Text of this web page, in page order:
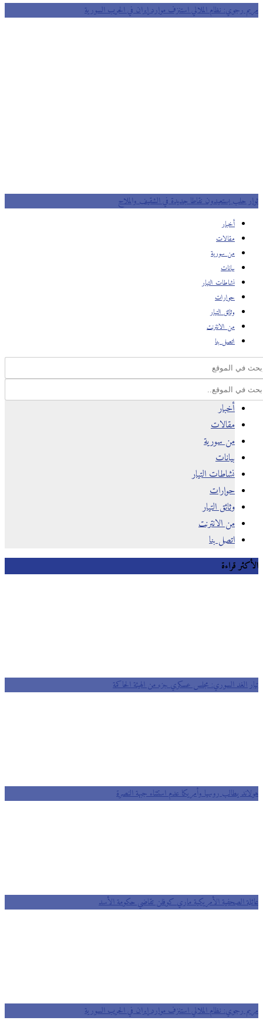
مريم رجوي: نظام الملالي استنزف موارد إيران في الحرب السورية
ثوار حلب يستعيدون نقاطا جديدة في الشقيف والملاح
أخبار
مقالات
من سورية
بيانات
نشاطات التيار
حوارات
وثائق التيار
من الانترنت
اتصل بنا
أخبار
مقالات
من سورية
بيانات
نشاطات التيار
حوارات
وثائق التيار
من الانترنت
اتصل بنا
الأكثر قراءة
تيار الغد السوري: مجلس عسكري جزء من الهيئة الحاكمة
هولاند يطالب روسيا وأمريكا عدم استثناء جبهة النصرة
عائلة الصحفية الأمريكية ماري كوفلن تقاضي حكومة الأسد
مريم رجوي: نظام الملالي استنزف موارد إيران في الحرب السورية